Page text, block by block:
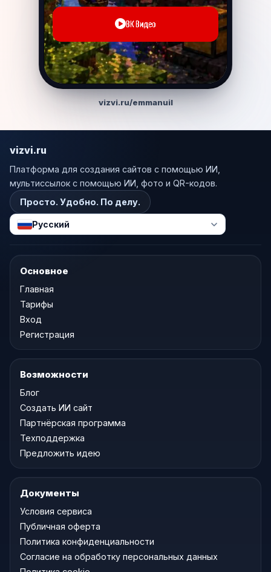
ВК Видео
vizvi.ru/emmanuil
vizvi.ru
Платформа для создания сайтов с помощью ИИ,
мультиссылок с помощью ИИ, фото и QR-кодов.
Просто. Удобно. По делу.
Русский
Основное
Главная
Тарифы
Вход
Регистрация
Возможности
Блог
Создать ИИ сайт
Партнёрская программа
Техподдержка
Предложить идею
Документы
Условия сервиса
Публичная оферта
Политика конфиденциальности
Согласие на обработку персональных данных